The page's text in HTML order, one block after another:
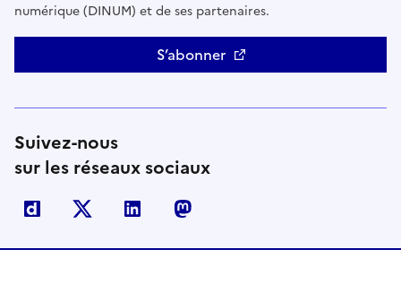
numérique (DINUM) et de ses partenaires.
S’abonner
Suivez-nous
sur les réseaux sociaux
Dailymotion Linkedin